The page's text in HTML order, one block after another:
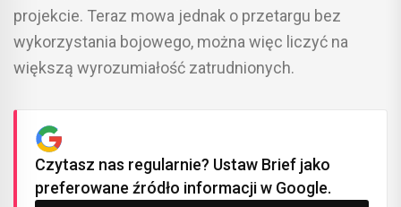
projekcie. Teraz mowa jednak o przetargu bez
wykorzystania bojowego, można więc liczyć na
większą wyrozumiałość zatrudnionych.
Czytasz nas regularnie? Ustaw Brief jako
preferowane źródło informacji w Google.